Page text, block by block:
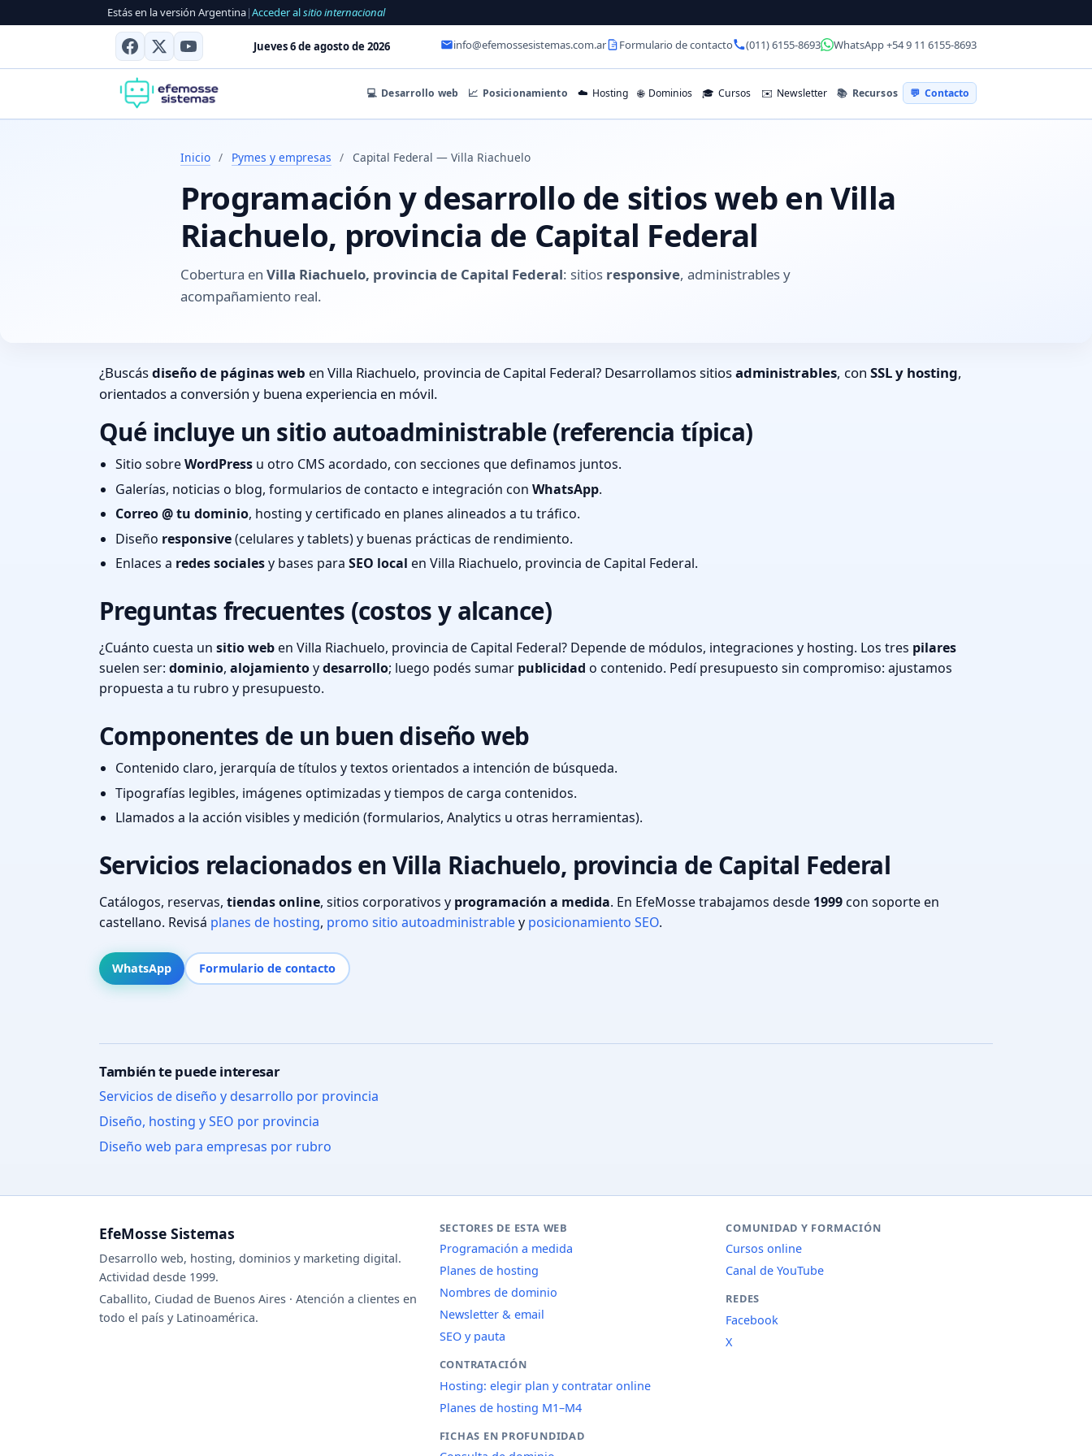
Estás en la versión Argentina|Acceder alsitio internacional
Jueves 6 de agosto de 2026 info@efemossesistemas.com.ar Formulario de contacto (011) 6155-8693 WhatsApp +54 9 11 6155-8693
💻 Desarrollo web 📈 Posicionamiento ☁️ Hosting 🌐 Dominios 🎓 Cursos ✉️ Newsletter 📚 Recursos 💬 Contacto
Inicio / Pymes y empresas / Capital Federal — Villa Riachuelo
Programación y desarrollo de sitios web en Villa
Riachuelo, provincia de Capital Federal
Cobertura en Villa Riachuelo, provincia de Capital Federal: sitios responsive, administrables y
acompañamiento real.
¿Buscásdiseño de páginas web en Villa Riachuelo, provincia de Capital Federal? Desarrollamos sitiosadministrables, con SSL y hosting,
orientados a conversión y buena experiencia en móvil.
Qué incluye un sitio autoadministrable (referencia típica)
Sitio sobreWordPress u otro CMS acordado, con secciones que definamos juntos.
Galerías, noticias o blog, formularios de contacto e integración con WhatsApp.
Correo @ tu dominio, hosting y certificado en planes alineados a tu tráfico.
Diseño responsive(celulares y tablets) y buenas prácticas de rendimiento.
Enlaces a redes socialesy bases para SEO local en Villa Riachuelo, provincia de Capital Federal.
Preguntas frecuentes (costos y alcance)
¿Cuánto cuesta un sitio weben Villa Riachuelo, provincia de Capital Federal? Depende de módulos, integraciones y hosting. Los tres pilares
suelen ser: dominio, alojamientoydesarrollo; luego podés sumar publicidad o contenido. Pedí presupuesto sin compromiso: ajustamos
propuesta a tu rubro y presupuesto.
Componentes de un buen diseño web
Contenido claro, jerarquía de títulos y textos orientados a intención de búsqueda.
Tipografías legibles, imágenes optimizadas y tiempos de carga contenidos.
Llamados a la acción visibles y medición (formularios, Analytics u otras herramientas).
Servicios relacionados en Villa Riachuelo, provincia de Capital Federal
Catálogos, reservas, tiendas online, sitios corporativos y programación a medida. En EfeMosse trabajamos desde 1999con soporte en
castellano. Revisá planes de hosting, promo sitio autoadministrabley posicionamiento SEO.
WhatsApp Formulario de contacto
También te puede interesar
Servicios de diseño y desarrollo por provincia
Diseño, hosting y SEO por provincia
Diseño web para empresas por rubro
EfeMosse Sistemas
Desarrollo web, hosting, dominios y marketing digital.
Actividad desde 1999.
Caballito, Ciudad de Buenos Aires · Atención a clientes en
todo el país y Latinoamérica.
SECTORES DE ESTA WEB
Programación a medida
Planes de hosting
Nombres de dominio
Newsletter & email
SEO y pauta
CONTRATACIÓN
Hosting: elegir plan y contratar online
Planes de hosting M1–M4
FICHAS EN PROFUNDIDAD
COMUNIDAD Y FORMACIÓN
Cursos online
Canal de YouTube
REDES
Facebook
X